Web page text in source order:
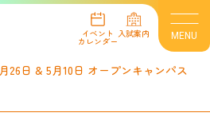
イベント
カレンダー
入試案内 MENU
26日 & 5月10日 オープンキャンパス